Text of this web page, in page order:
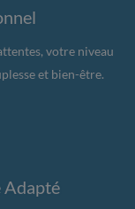
votre niveau
et bien-être.
Adapté